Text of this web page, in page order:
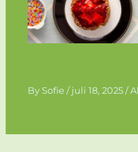
BySofie/ juli 18, 2025/